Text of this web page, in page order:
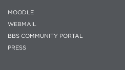
MOODLE
WEBMAIL
BBS COMMUNITY PORTAL
PRESS